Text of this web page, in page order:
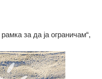
за да ја ограничам“,